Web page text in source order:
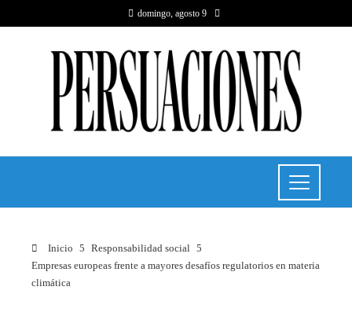
domingo, agosto 9
Inicio
Responsabilidad social
Empresas europeas frente a mayores desafíos regulatorios en materia
climática